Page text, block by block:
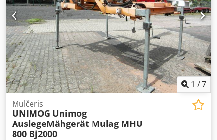
1 /7
Mulčeris
UNIMOG Unimog
AuslegeMähgerät Mulag MHU
800 Bj2000